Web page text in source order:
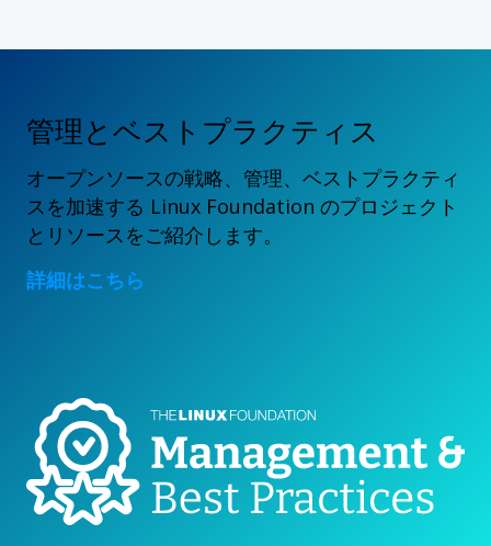
管理とベストプラクティス
オープンソースの戦略、管理、ベストプラクティ
スを加速する Linux Foundation のプロジェクト
とリソースをご紹介します。
詳細はこちら